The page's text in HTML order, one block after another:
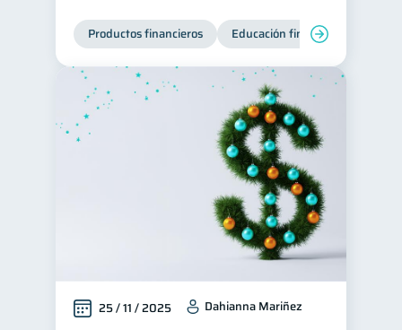
Productos financieros Educación financiera
25 / 11 / 2025 Dahianna Mariñez